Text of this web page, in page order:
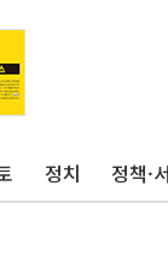
정치 정책·